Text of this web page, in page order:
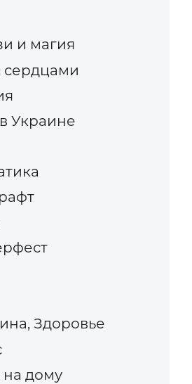
и магия
сердцами
Украине
Здоровье
на дому